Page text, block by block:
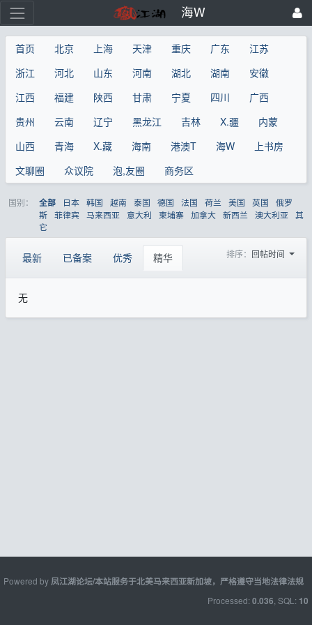
海W
首页 北京 上海 天津 重庆 广东
江苏
浙江
河北 山东 河南 湖北 湖南
安徽
江西
福建 陕西 甘肃 宁夏 四川
广西
贵州
云南 辽宁 黑龙江 吉林 X.疆
内蒙
山西
青海 X.藏 海南 港澳T 海W
上书房
文聊圈
众议院 泡,友圈 商务区
国别： 全部 日本 韩国 越南 泰国 德国 法国 荷兰 美国 英国
俄罗
斯 菲律宾 马来西亚 意大利 柬埔寨 加拿大 新西兰 澳大利亚
其
它
最新 已备案 优秀 精华 排序： 回帖时间
无
Powered by 凤江湖论坛/本站服务于北美马来西亚新加坡，严格遵守当地法律法规
Processed: 0.036 , SQL: 10